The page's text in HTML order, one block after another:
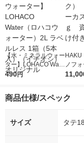
【水・ミネラルウォー
ター】LOHACO Wate
r（ロハコウォータ
シ） オリジナル
490円
ノフ
5ｇ
商品仕様/スペック
サイズ タテ